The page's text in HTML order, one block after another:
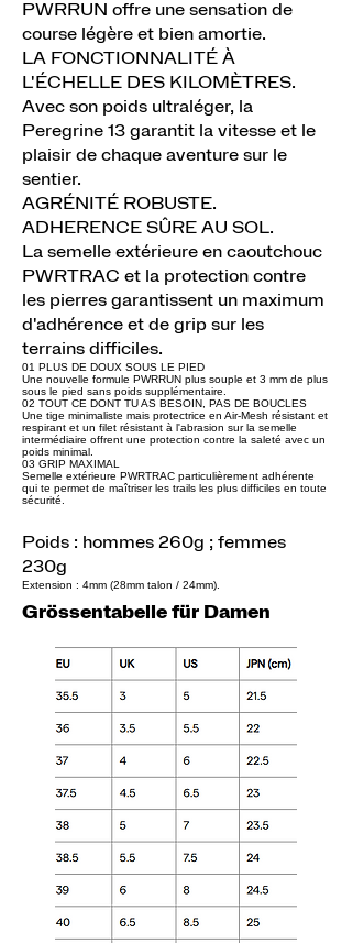
PWRRUN offre une sensation de
course légère et bien amortie.
LA FONCTIONNALITÉ À
L'ÉCHELLE DES KILOMÈTRES.
Avec son poids ultraléger, la
Peregrine 13 garantit la vitesse et le
plaisir de chaque aventure sur le
sentier.
AGRÉNITÉ ROBUSTE.
ADHERENCE SÛRE AU SOL.
La semelle extérieure en caoutchouc
PWRTRAC et la protection contre
les pierres garantissent un maximum
d'adhérence et de grip sur les
terrains difficiles.
01 PLUS DE DOUX SOUS LE PIED
Une nouvelle formule PWRRUN plus souple et 3 mm de plus
sous le pied sans poids supplémentaire.
02 TOUT CE DONT TU AS BESOIN, PAS DE BOUCLES
Une tige minimaliste mais protectrice en Air-Mesh résistant et
respirant et un filet résistant à l'abrasion sur la semelle
intermédiaire offrent une protection contre la saleté avec un
poids minimal.
03 GRIP MAXIMAL
Semelle extérieure PWRTRAC particulièrement adhérente
qui te permet de maîtriser les trails les plus difficiles en toute
sécurité.
Poids : hommes 260g ; femmes
230g
Extension : 4mm (28mm talon / 24mm).
Grössentabelle für Damen